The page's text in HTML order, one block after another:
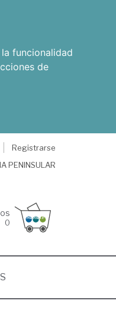
funcionalidad
de
Registrarse
PENINSULAR
0